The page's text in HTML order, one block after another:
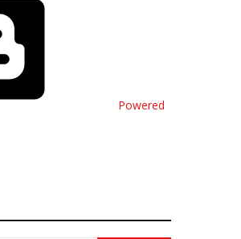
Powered